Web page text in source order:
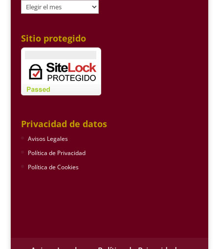
Archivo
Sitio protegido
Privacidad de datos
Avisos Legales
Política de Privacidad
Política de Cookies